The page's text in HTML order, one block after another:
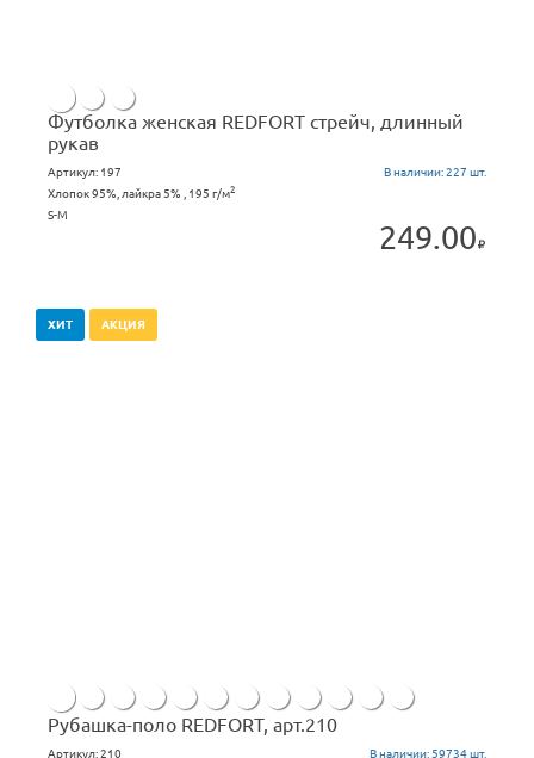
Футболка женская REDFORT стрейч, длинный
рукав
Артикул: 197 В наличии:227 шт.
Хлопок 95%, лайкра 5% , 195 г/м2
S-M
249.00
ХИТ АКЦИЯ
Рубашка-поло REDFORT, арт.210
Артикул:210 В наличии: 59734 шт.